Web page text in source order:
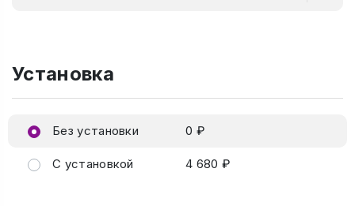
Установка
Без установки 0 ₽
С установкой 4 680 ₽